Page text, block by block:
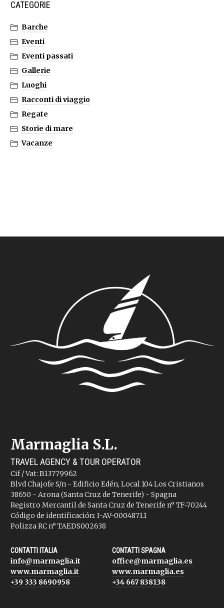
CATEGORIE
Barche
Eventi
Eventi passati
Gallerie
Luoghi
Racconti di viaggio
Regate
Storie di mare
Vacanze
Marmaglia S.L.
TRAVEL AGENCY & TOUR OPERATOR
Cif / Vat: B13779962
Blvd Chajofe S/n - Edificio Edén, Local 104 Los Cristianos
38650 - Arona (Santa Cruz de Tenerife) - Spagna
Registro Mercantil de Santa Cruz de Tenerife n° TF-70244
Código de identificación: I-AV-0004871.1
Polizza RC n° TAEDS002638
CONTATTI ITALIA
info@marmaglia.it
www.marmaglia.it
+39 333 8690958
CONTATTI SPAGNA
office@marmaglia.es
www.marmaglia.es
+34 667 838138